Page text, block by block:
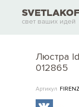
свет ваших идей
Люстра
012865
Артикул